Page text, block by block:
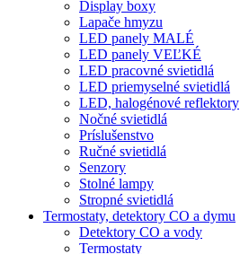
Display boxy
Lapače hmyzu
LED panely MALÉ
LED panely VEĽKÉ
LED pracovné svietidlá
LED priemyselné svietidlá
LED, halogénové reflektory
Nočné svietidlá
Príslušenstvo
Ručné svietidlá
Senzory
Stolné lampy
Stropné svietidlá
Termostaty, detektory CO a dymu
Detektory CO a vody
Termostaty